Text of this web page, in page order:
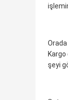
Kargo
şeyi